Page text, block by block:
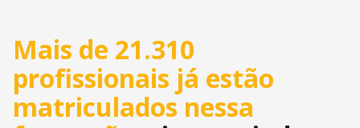
Mais de 21.310
profissionais já estão
matriculados nessa